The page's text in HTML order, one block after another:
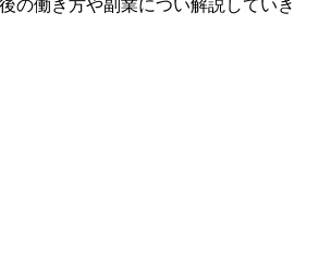
の働き方や副業につい解説していき